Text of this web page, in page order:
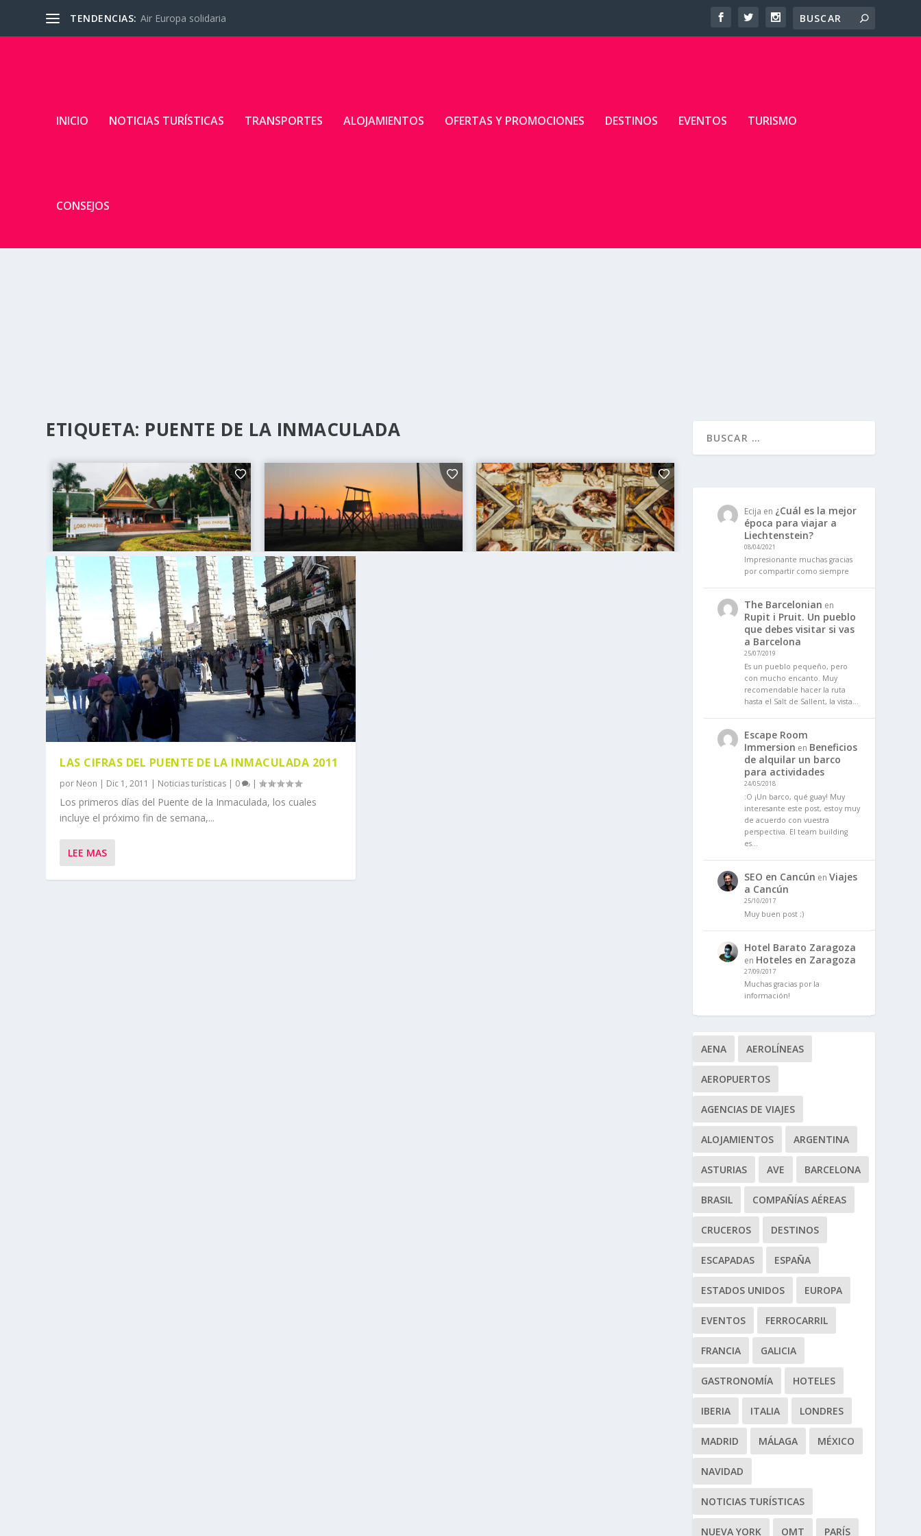
TENDENCIAS: Air Europa solidaria
INICIO NOTICIAS TURÍSTICAS TRANSPORTES ALOJAMIENTOS OFERTAS Y PROMOCIONES DESTINOS EVENTOS TURISMO
CONSEJOS
ETIQUETA: PUENTE DE LA INMACULADA
LAS CIFRAS DEL PUENTE DE LA INMACULADA 2011
por Neon | Dic 1, 2011 | Noticias turísticas | 0 |
Los primeros días del Puente de la Inmaculada, los cuales
incluye el próximo fin de semana,...
LEE MAS
Ecija en ¿Cuál es la mejor
época para viajar a
Liechtenstein?
08/04/2021
Impresionante muchas gracias
por compartir como siempre
The Barcelonian en
Rupit i Pruit. Un pueblo
que debes visitar si vas
a Barcelona
25/07/2019
Es un pueblo pequeño, pero
con mucho encanto. Muy
recomendable hacer la ruta
hasta el Salt de Sallent, la vista…
Escape Room
Immersion en Beneficios
de alquilar un barco
para actividades
24/05/2018
:O ¡Un barco, qué guay! Muy
interesante este post, estoy muy
de acuerdo con vuestra
perspectiva. El team building
es…
SEO en Cancún en Viajes
a Cancún
25/10/2017
Muy buen post ;)
Hotel Barato Zaragoza
en Hoteles en Zaragoza
27/09/2017
Muchas gracias por la
información!
AENA AEROLÍNEAS
AEROPUERTOS
AGENCIAS DE VIAJES
ALOJAMIENTOS ARGENTINA
ASTURIAS AVE BARCELONA
BRASIL COMPAÑÍAS AÉREAS
CRUCEROS DESTINOS
ESCAPADAS ESPAÑA
ESTADOS UNIDOS EUROPA
EVENTOS FERROCARRIL
FRANCIA GALICIA
GASTRONOMÍA HOTELES
IBERIA ITALIA LONDRES
MADRID MÁLAGA MÉXICO
NAVIDAD
NOTICIAS TURÍSTICAS
NUEVA YORK OMT PARÍS